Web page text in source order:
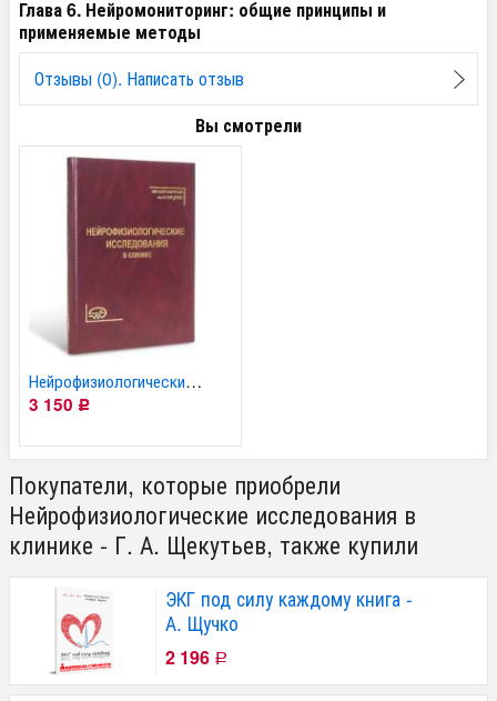
Глава 6. Нейромониторинг: общие принципы и
применяемые методы
Отзывы (0). Написать отзыв
Вы смотрели
Нейрофизиологические...
3 150 Р
Покупатели, которые приобрели
Нейрофизиологические исследования в
клинике - Г. А. Щекутьев, также купили
ЭКГ под силу каждому книга -
А. Щучко
2 196 Р